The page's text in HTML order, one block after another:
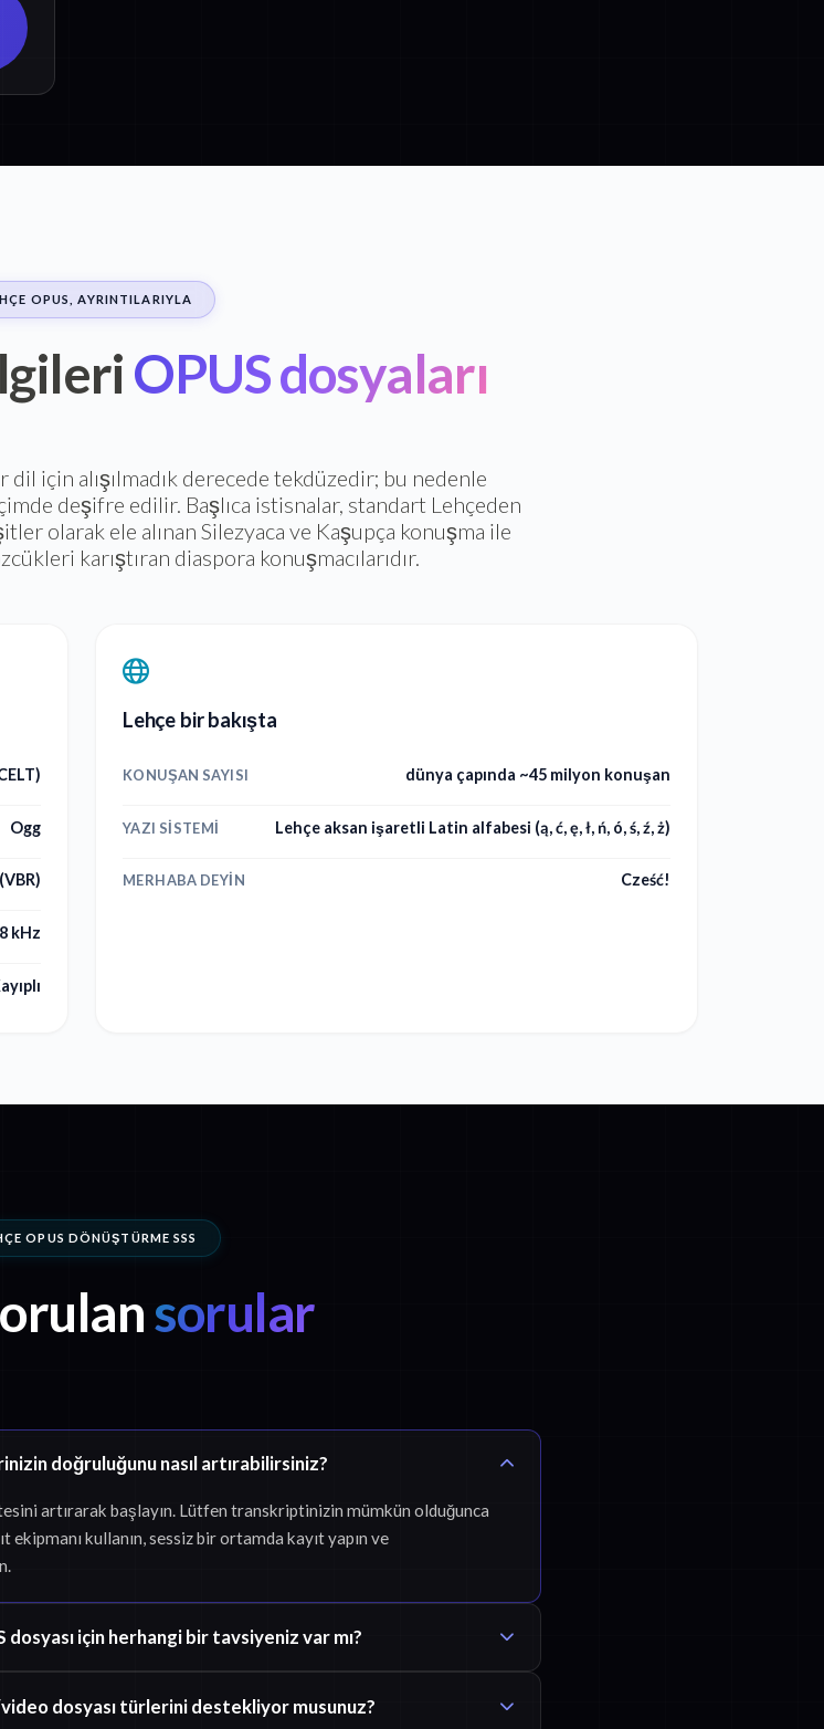
OPUS, AYRINTILARIYLA
OPUS dosyaları
için alışılmadık derecede tekdüzedir; bu nedenle
deşifre edilir. Başlıca istisnalar, standart Lehçeden
olarak ele alınan Silezyaca ve Kaşupça konuşma ile
karıştıran diaspora konuşmacılarıdır.
Ogg
kHz
Lehçe bir bakışta
KONUŞAN SAYISI dünya çapında ~45 milyon konuşan
YAZI SISTEMI Lehçe aksan işaretli Latin alfabesi (ą, ć, ę, ł, ń, ó, ś, ź, ż)
MERHABA DEYIN Cześć!
OPUS DÖNÜŞTÜRME SSS
sorular
doğruluğunu nasıl artırabilirsiniz?
artırarak başlayın. Lütfen transkriptinizin mümkün olduğunca
kullanın, sessiz bir ortamda kayıt yapın ve
için herhangi bir tavsiyeniz var mı?
video dosyası türlerini destekliyor musunuz?